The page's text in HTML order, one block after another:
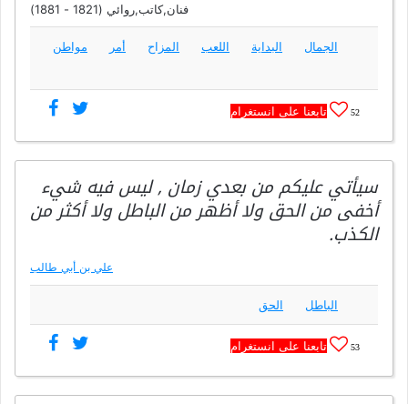
فنان,كاتب,روائي (1821 - 1881)
الجمال البداية اللعب المزاح أمر مواطن
52 تابعنا على انستغرام
سيأتي عليكم من بعدي زمان , ليس فيه شيء
أخفى من الحق ولا أظهر من الباطل ولا أكثر من
الكذب.
علي بن أبي طالب
الباطل الحق
53 تابعنا على انستغرام